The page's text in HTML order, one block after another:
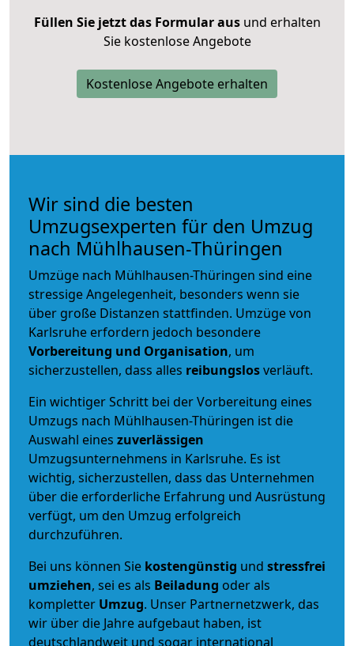
Füllen Sie jetzt das Formular ausund erhalten
Sie kostenlose Angebote
Kostenlose Angebote erhalten
Wir sind die besten
Umzugsexperten für den Umzug
nach Mühlhausen-Thüringen
Umzüge nach Mühlhausen-Thüringen sind eine
stressige Angelegenheit, besonders wenn sie
über große Distanzen stattfinden. Umzüge von
Karlsruhe erfordern jedoch besondere
Vorbereitung und Organisation, um
sicherzustellen, dass alles reibungslosverläuft.
Ein wichtiger Schritt bei der Vorbereitung eines
Umzugs nach Mühlhausen-Thüringen ist die
Auswahl eines zuverlässigen
Umzugsunternehmens in Karlsruhe. Es ist
wichtig, sicherzustellen, dass das Unternehmen
über die erforderliche Erfahrung und Ausrüstung
verfügt, um den Umzug erfolgreich
durchzuführen.
Bei uns können Sie kostengünstig und stressfrei
umziehen, sei es als Beiladung oder als
kompletter Umzug. Unser Partnernetzwerk, das
wir über die Jahre aufgebaut haben, ist
deutschlandweit und sogar international